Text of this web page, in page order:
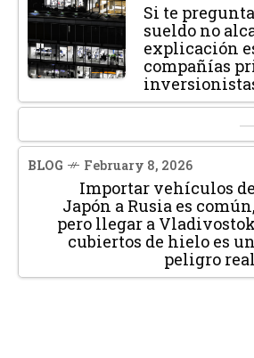
Si te
sueldo no
explicación
compañías
BLOG February 8, 2026
Importar vehículos de
Japón a Rusia es común,
pero llegar a Vladivostok
cubiertos de hielo es un
peligro real